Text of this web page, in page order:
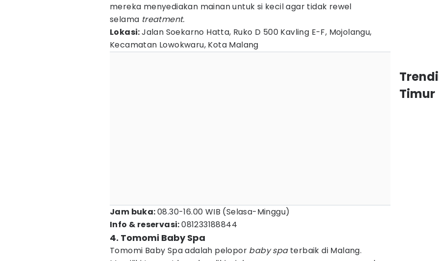
mereka menyediakan mainan untuk si kecil agar tidak rewel
selama treatment.
Lokasi:Jalan Soekarno Hatta, Ruko D 500 Kavling E-F, Mojolangu,
Kecamatan Lowokwaru, Kota Malang
Jam buka:08.30-16.00 WIB (Selasa-Minggu)
Info & reservasi:081233188844
4. Tomomi Baby Spa
Tomomi Baby Spa adalah pelopor baby spa terbaik di Malang.
Timur